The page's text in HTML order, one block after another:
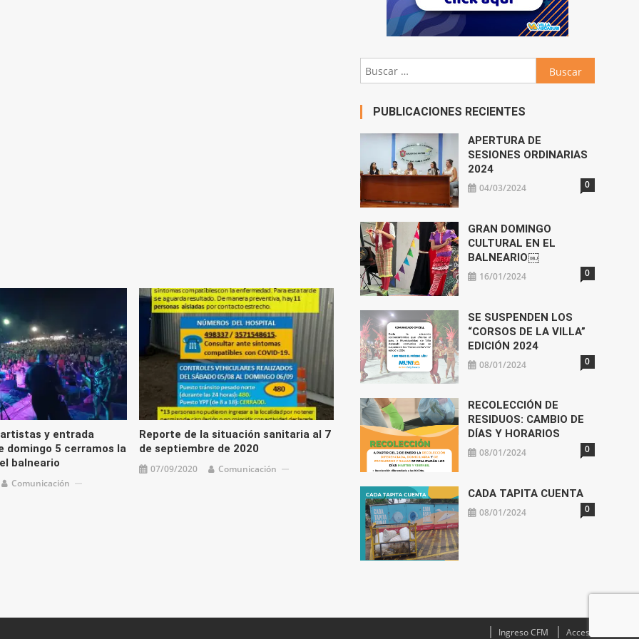
y entrada
domingo 5 cerramos la
balneario
Comunicación
Reporte de la situación sanitaria al 7
de septiembre de 2020
07/09/2020 Comunicación
Buscar:
PUBLICACIONES RECIENTES
APERTURA DE
SESIONES ORDINARIAS
2024
04/03/2024 0
GRAN DOMINGO
CULTURAL EN EL
BALNEARIO￼
16/01/2024 0
SE SUSPENDEN LOS
“CORSOS DE LA VILLA”
EDICIÓN 2024
08/01/2024 0
RECOLECCIÓN DE
RESIDUOS: CAMBIO DE
DÍAS Y HORARIOS
08/01/2024 0
CADA TAPITA CUENTA
08/01/2024 0
Ingreso CFM Acceso